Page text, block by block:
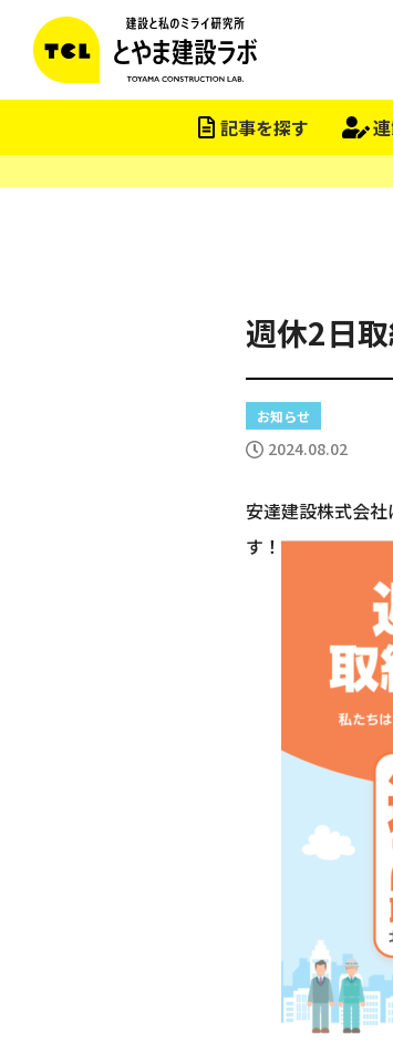
記事を探す
週休2日
お知らせ
2024.08.02
安達建設株式会
す！
この会社をもっと研究する